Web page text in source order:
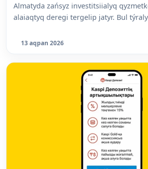
Almatyda zańsyz investitsiialyq
alaiaqtyq deregi tergelip jatyr. Bul
13 aqpan 2026